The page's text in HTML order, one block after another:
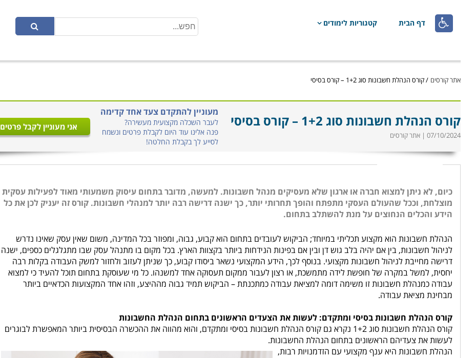
 דף הבית קטגוריות לימודים
אתר קורסים /קורס הנהלת חשבונות סוג 1+2 – קורס בסיסי
קורס הנהלת חשבונות סוג 1+2 – קורס בסיסי
07/10/2024 | אתר קורסים
מעוניין להתקדם צעד אחד קדימה
לעבר השכלה מקצועית מעשירה?
פנה אלינו עוד היום לקבלת פרטים ונשמח
לסייע לך בקבלת החלטה!
אני מעוניין לקבל פרטים
כיום, לא ניתן למצוא חברה או ארגון שלא מעסיקים מנהל חשבונות. למעשה, מדובר בתחום עיסוק משמעותי מאוד לפעילות עסקית
מוצלחת, וככל שהעולם העסקי מתפתח והופך תחרותי יותר, כך ישנה דרישה רבה יותר למנהלי חשבונות. קורס זה יעניק לכן את כל
הידע והכלים הנחוצים על מנת להשתלב בתחום.
הנהלת חשבונות הוא מקצוע תכליתי במיוחד; הביקוש לעובדים בתחום הוא קבוע, גבוה, ומפוזר בכל המדינה, משום שאין עסק שאינו נדרש
לניהול חשבונות, בין אם יהיה בלב גוש דן ובין אם בפינות הנידחות ביותר בקצוות הארץ. בכל מקום בו מתנהל עסק שבו מתגלגלים כספים, ישנה
דרישה מחייבת לניהול חשבונות מקצועי. בנוסף לכך, הידע המקצועי נשאר ביסודו קבוע, כך שניתן לעזוב ולחזור למשק העבודה בקלות רבה
יחסית, למשל במקרה של חופשת לידה מתמשכת, או רצון לעבור ממקום תעסוקה אחד למשנהו. כל מי שעוסקת בתחום תוכל להעיד כי למצוא
עבודה כמנהלת חשבונות זו משימה דומה למציאת עבודה כמתכנתת – הביקוש תמיד גבוה מההיצע, וזהו אחד המקצועות הכדאיים ביותר
מבחינת מציאת עבודה.
קורס הנהלת חשבונות בסיסי ומתקדם: לעשות את הצעדים הראשונים בתחום הנהלת החשבונות
קורס הנהלת חשבונות סוג 1+2 נקרא גם קורס הנהלת חשבונות בסיסי ומתקדם, והוא מהווה את ההכשרה הבסיסית ביותר המאפשרת לבוגרים
לעשות את צעדיהם הראשונים בתחום הנהלת החשבונות.
הנהלת חשבונות היא ענף מקצועי עם הזדמנויות רבות,